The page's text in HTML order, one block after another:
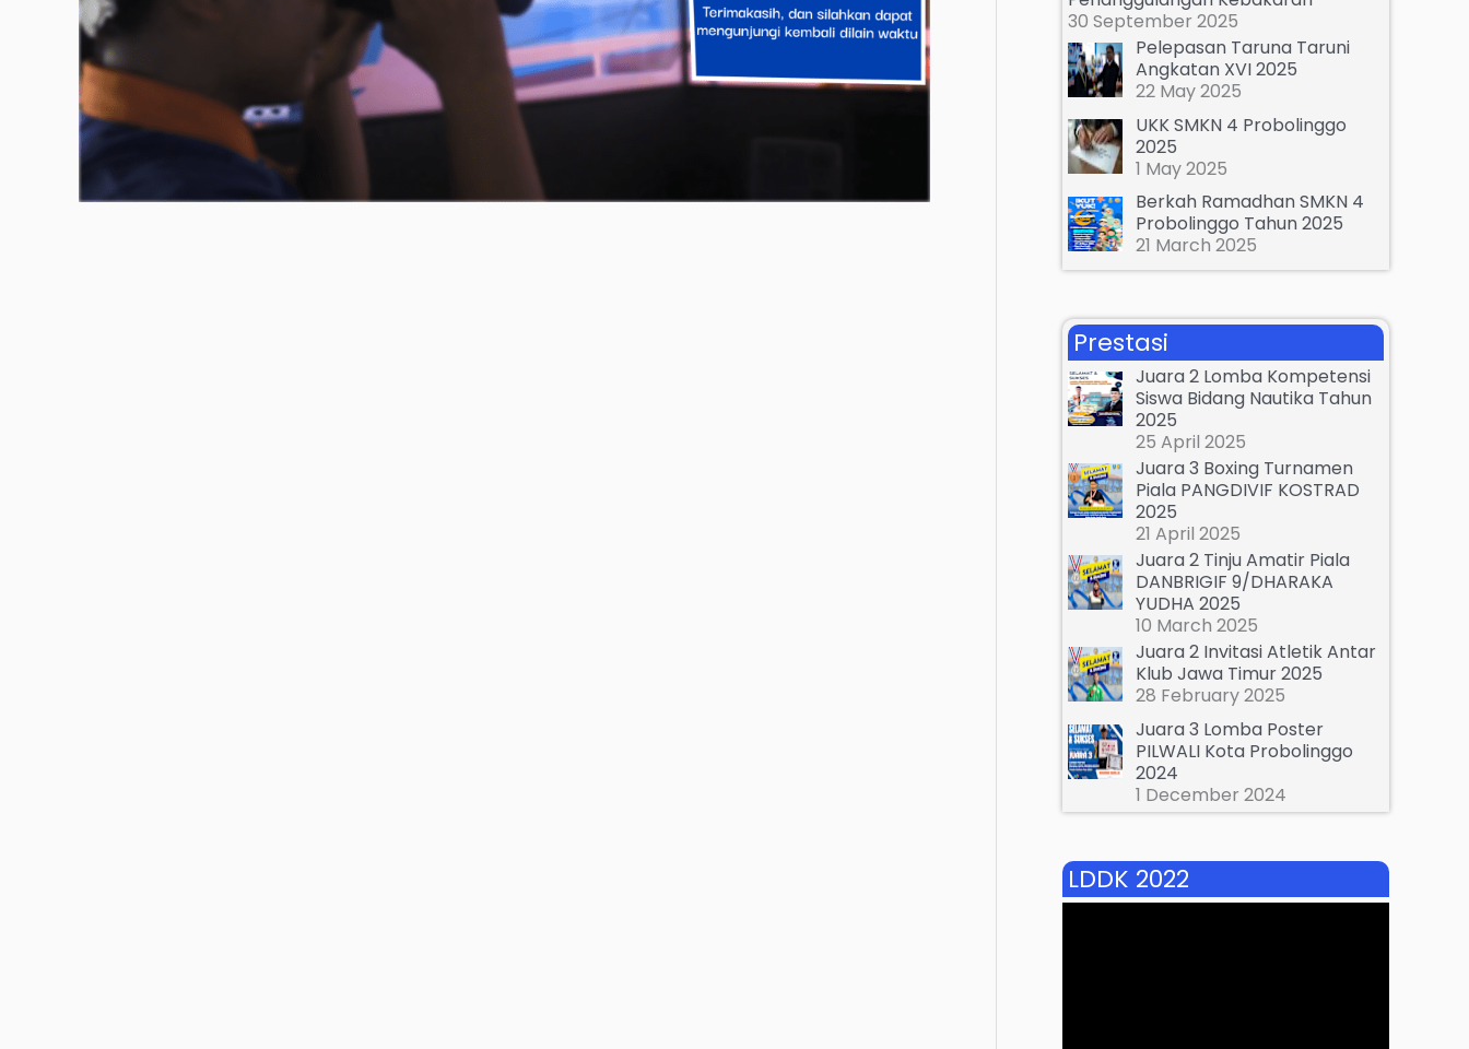
30 September 2025
Pelepasan Taruna Taruni
Angkatan XVI 2025
22 May 2025
UKK SMKN 4 Probolinggo
2025
1 May 2025
Berkah Ramadhan SMKN 4
Probolinggo Tahun 2025
21 March 2025
Prestasi
Juara 2 Lomba Kompetensi
Siswa Bidang Nautika Tahun
2025
25 April 2025
Juara 3 Boxing Turnamen
Piala PANGDIVIF KOSTRAD
2025
21 April 2025
Juara 2 Tinju Amatir Piala
DANBRIGIF 9/DHARAKA
YUDHA 2025
10 March 2025
Juara 2 Invitasi Atletik Antar
Klub Jawa Timur 2025
28 February 2025
Juara 3 Lomba Poster
PILWALI Kota Probolinggo
2024
1 December 2024
LDDK 2022